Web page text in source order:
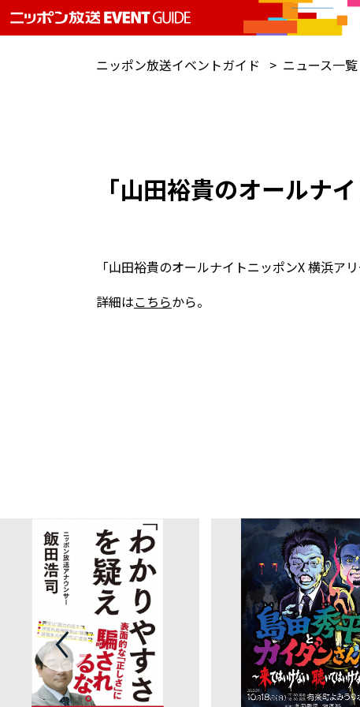
ニッポン放送イベントガイド ニュース一覧
「山田裕貴のオールナ
「山田裕貴のオールナイトニッポンX 横浜ア
詳細はこちらから。